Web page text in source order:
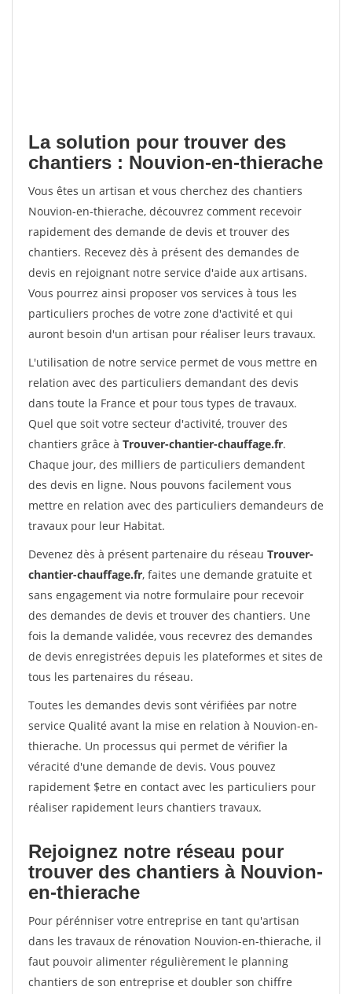
La solution pour trouver des
chantiers : Nouvion-en-thierache
Vous êtes un artisan et vous cherchez des chantiers
Nouvion-en-thierache, découvrez comment recevoir
rapidement des demande de devis et trouver des
chantiers. Recevez dès à présent des demandes de
devis en rejoignant notre service d'aide aux artisans.
Vous pourrez ainsi proposer vos services à tous les
particuliers proches de votre zone d'activité et qui
auront besoin d'un artisan pour réaliser leurs travaux.
L'utilisation de notre service permet de vous mettre en
relation avec des particuliers demandant des devis
dans toute la France et pour tous types de travaux.
Quel que soit votre secteur d'activité, trouver des
chantiers grâce à Trouver-chantier-chauffage.fr.
Chaque jour, des milliers de particuliers demandent
des devis en ligne. Nous pouvons facilement vous
mettre en relation avec des particuliers demandeurs de
travaux pour leur Habitat.
Devenez dès à présent partenaire du réseau Trouver-
chantier-chauffage.fr, faites une demande gratuite et
sans engagement via notre formulaire pour recevoir
des demandes de devis et trouver des chantiers. Une
fois la demande validée, vous recevrez des demandes
de devis enregistrées depuis les plateformes et sites de
tous les partenaires du réseau.
Toutes les demandes devis sont vérifiées par notre
service Qualité avant la mise en relation à Nouvion-en-
thierache. Un processus qui permet de vérifier la
véracité d'une demande de devis. Vous pouvez
rapidement $etre en contact avec les particuliers pour
réaliser rapidement leurs chantiers travaux.
Rejoignez notre réseau pour
trouver des chantiers à Nouvion-
en-thierache
Pour pérénniser votre entreprise en tant qu'artisan
dans les travaux de rénovation Nouvion-en-thierache, il
faut pouvoir alimenter régulièrement le planning
chantiers de son entreprise et doubler son chiffre